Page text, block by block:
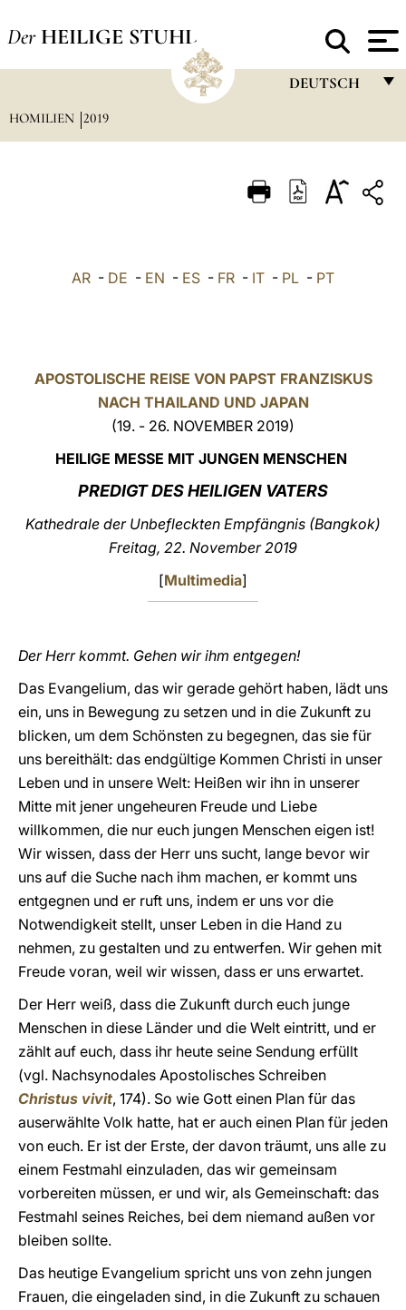
Der HEILIGE STUHL
DEUTSCH
ITALIANO
中文
LATINE
HOMILIEN 2019
AR - DE - EN - ES - FR - IT - PL - PT
APOSTOLISCHE REISE VON PAPST FRANZISKUS
NACH THAILAND UND JAPAN
(19. - 26. NOVEMBER 2019)
HEILIGE MESSE MIT JUNGEN MENSCHEN
PREDIGT DES HEILIGEN VATERS
Kathedrale der Unbefleckten Empfängnis (Bangkok)
Freitag, 22. November 2019
[Multimedia]
Der Herr kommt. Gehen wir ihm entgegen!
Das Evangelium, das wir gerade gehört haben, lädt uns
ein, uns in Bewegung zu setzen und in die Zukunft zu
blicken, um dem Schönsten zu begegnen, das sie für
uns bereithält: das endgültige Kommen Christi in unser
Leben und in unsere Welt: Heißen wir ihn in unserer
Mitte mit jener ungeheuren Freude und Liebe
willkommen, die nur euch jungen Menschen eigen ist!
Wir wissen, dass der Herr uns sucht, lange bevor wir
uns auf die Suche nach ihm machen, er kommt uns
entgegnen und er ruft uns, indem er uns vor die
Notwendigkeit stellt, unser Leben in die Hand zu
nehmen, zu gestalten und zu entwerfen. Wir gehen mit
Freude voran, weil wir wissen, dass er uns erwartet.
Der Herr weiß, dass die Zukunft durch euch junge
Menschen in diese Länder und die Welt eintritt, und er
zählt auf euch, dass ihr heute seine Sendung erfüllt
(vgl. Nachsynodales Apostolisches Schreiben
Christus vivit, 174). So wie Gott einen Plan für das
auserwählte Volk hatte, hat er auch einen Plan für jeden
von euch. Er ist der Erste, der davon träumt, uns alle zu
einem Festmahl einzuladen, das wir gemeinsam
vorbereiten müssen, er und wir, als Gemeinschaft: das
Festmahl seines Reiches, bei dem niemand außen vor
bleiben sollte.
Das heutige Evangelium spricht uns von zehn jungen
Frauen, die eingeladen sind, in die Zukunft zu schauen